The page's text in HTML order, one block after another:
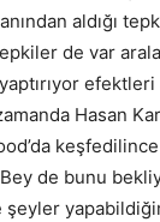
aldığı
de var
efektleri
Hasan
de bunu
şeyler